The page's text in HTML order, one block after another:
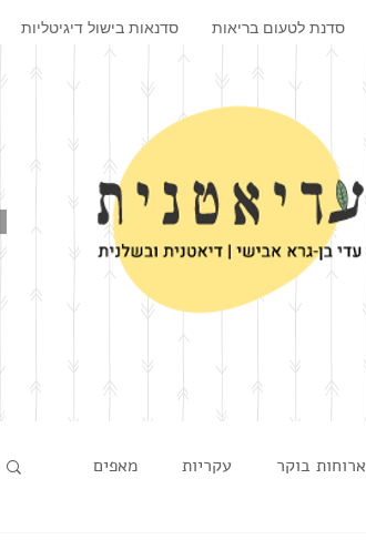
סדנת לטעום בריאות סדנאות בישול דיגיטליות
ארוחות בוקר עקריות מאפים